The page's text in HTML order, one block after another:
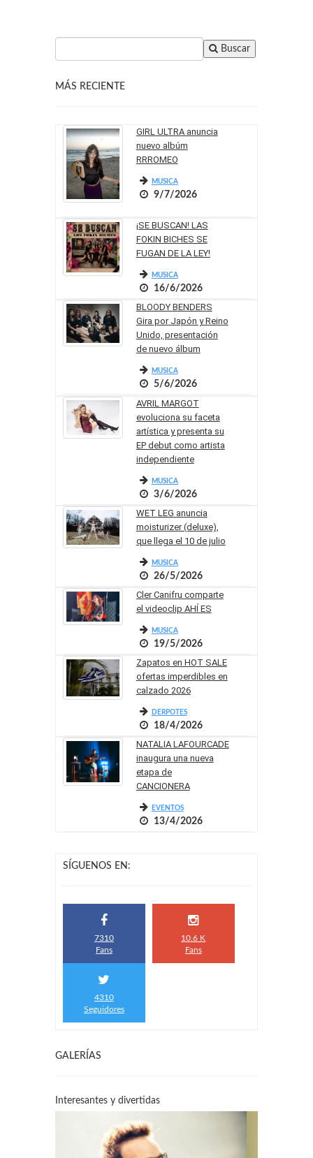
Buscar
MÁS RECIENTE
GIRL ULTRA anuncia
nuevo albúm
RRROMEO
MUSICA
9/7/2026
¡SE BUSCAN! LAS
FOKIN BICHES SE
FUGAN DE LA LEY!
MUSICA
16/6/2026
BLOODY BENDERS
Gira por Japón y Reino
Unido, presentación
de nuevo álbum
MUSICA
5/6/2026
AVRIL MARGOT
evoluciona su faceta
artística y presenta su
EP debut como artista
independiente
MUSICA
3/6/2026
WET LEG anuncia
moisturizer (deluxe),
que llega el 10 de julio
MUSICA
26/5/2026
Cler Canifru comparte
el videoclip AHÍ ES
MUSICA
19/5/2026
Zapatos en HOT SALE
ofertas imperdibles en
calzado 2026
DERPOTES
18/4/2026
NATALIA LAFOURCADE
inaugura una nueva
etapa de
CANCIONERA
EVENTOS
13/4/2026
SÍGUENOS EN:
7310
Fans
10.6 K
Fans
4310
Seguidores
GALERÍAS
Interesantes y divertidas